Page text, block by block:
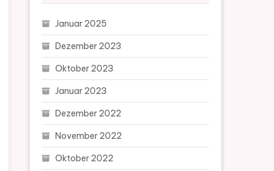
Januar 2025
Dezember 2023
Oktober 2023
Januar 2023
Dezember 2022
November 2022
Oktober 2022